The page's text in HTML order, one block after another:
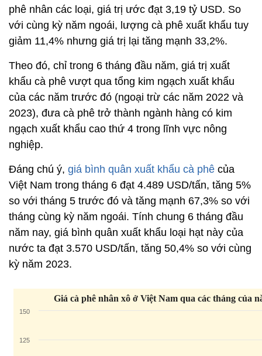
phê nhân các loại, giá trị ước đạt 3,19 tỷ USD. So
với cùng kỳ năm ngoái, lượng cà phê xuất khẩu tuy
giảm 11,4% nhưng giá trị lại tăng mạnh 33,2%.
Theo đó, chỉ trong 6 tháng đầu năm, giá trị xuất
khẩu cà phê vượt qua tổng kim ngạch xuất khẩu
của các năm trước đó (ngoại trừ các năm 2022 và
2023), đưa cà phê trở thành ngành hàng có kim
ngạch xuất khẩu cao thứ 4 trong lĩnh vực nông
nghiệp.
Đáng chú ý, giá bình quân xuất khẩu cà phê của
Việt Nam trong tháng 6 đạt 4.489 USD/tấn, tăng 5%
so với tháng 5 trước đó và tăng mạnh 67,3% so với
tháng cùng kỳ năm ngoái. Tính chung 6 tháng đầu
năm nay, giá bình quân xuất khẩu loại hạt này của
nước ta đạt 3.570 USD/tấn, tăng 50,4% so với cùng
kỳ năm 2023.